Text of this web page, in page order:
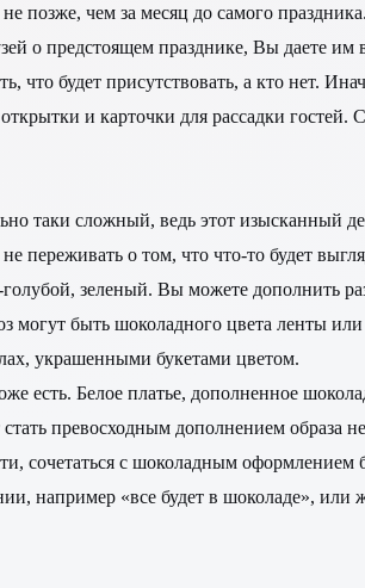
позже, чем за месяц до самого
о предстоящем празднике, Вы даете
что будет присутствовать, а кто нет.
и карточки для рассадки
таки сложный, ведь этот изысканный
переживать о том, что что-то будет
зеленый. Вы можете дополнить
могут быть шоколадного цвета ленты
украшенными букетами цветом.
есть. Белое платье, дополненное
превосходным дополнением образа
сочетаться с шоколадным
например «все будет в шоколаде»,